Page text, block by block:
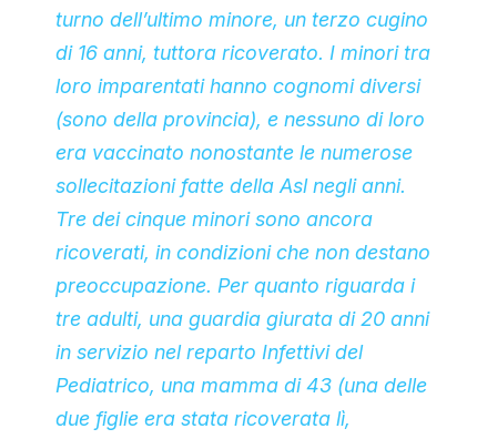
turno dell’ultimo minore, un terzo cugino
di 16 anni, tuttora ricoverato. I minori tra
loro imparentati hanno cognomi diversi
(sono della provincia), e nessuno di loro
era vaccinato nonostante le numerose
sollecitazioni fatte della Asl negli anni.
Tre dei cinque minori sono ancora
ricoverati, in condizioni che non destano
preoccupazione. Per quanto riguarda i
tre adulti, una guardia giurata di 20 anni
in servizio nel reparto Infettivi del
Pediatrico, una mamma di 43 (una delle
due figlie era stata ricoverata lì,